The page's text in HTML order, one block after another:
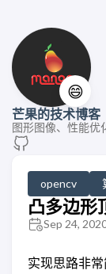
😄
芒果的技术博客
图形图像、性能优
opencv
凸多边形
Sep 24,
实现思路非